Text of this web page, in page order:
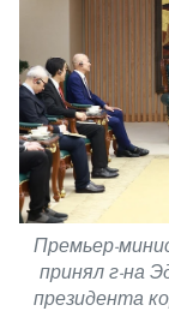
Премьер-
принял г-на
президента